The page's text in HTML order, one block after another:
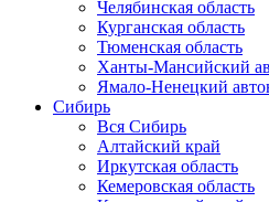
Челябинская область
Курганская область
Тюменская область
Ханты-Мансийский
Ямало-Ненецкий
Сибирь
Вся Сибирь
Алтайский край
Иркутская область
Кемеровская область